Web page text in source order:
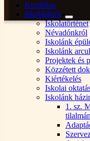
Kezdőlap
Iskolánkról
Iskolatörténet
Névadónkról
Iskolánk
Iskolánk
Projektek és
Közzétett
Kiértékelés
Iskolai
Iskolánk
1. sz.